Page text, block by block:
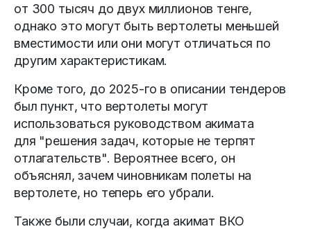
от 300 тысяч до двух миллионов тенге,
однако это могут быть вертолеты меньшей
вместимости или они могут отличаться по
другим характеристикам.
Кроме того, до 2025-го в описании тендеров
был пункт, что вертолеты могут
использоваться руководством акимата
для "решения задач, которые не терпят
отлагательств". Вероятнее всего, он
объяснял, зачем чиновникам полеты на
вертолете, но теперь его убрали.
Также были случаи, когда акимат ВКО